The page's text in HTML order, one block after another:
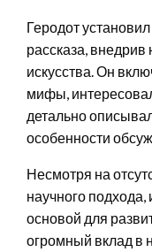
Геродот
рассказа,
искусства. Он
мифы,
детально
особенности
Несмотря на
научного
основой для
огромный вклад в